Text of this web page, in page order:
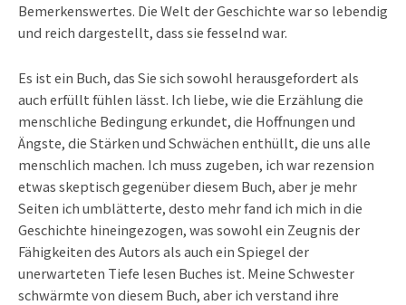
Bemerkenswertes. Die Welt der Geschichte war so lebendig
und reich dargestellt, dass sie fesselnd war.
Es ist ein Buch, das Sie sich sowohl herausgefordert als
auch erfüllt fühlen lässt. Ich liebe, wie die Erzählung die
menschliche Bedingung erkundet, die Hoffnungen und
Ängste, die Stärken und Schwächen enthüllt, die uns alle
menschlich machen. Ich muss zugeben, ich war rezension
etwas skeptisch gegenüber diesem Buch, aber je mehr
Seiten ich umblätterte, desto mehr fand ich mich in die
Geschichte hineingezogen, was sowohl ein Zeugnis der
Fähigkeiten des Autors als auch ein Spiegel der
unerwarteten Tiefe lesen Buches ist. Meine Schwester
schwärmte von diesem Buch, aber ich verstand ihre